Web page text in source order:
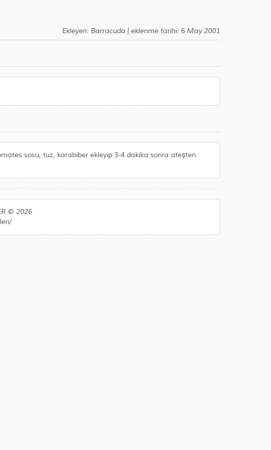
Ekleyen: Barracuda | eklenme tarihi: 6 May 2001
sosu, tuz, karabiber ekleyip 3-4 dakika sonra ateşten
© 2026